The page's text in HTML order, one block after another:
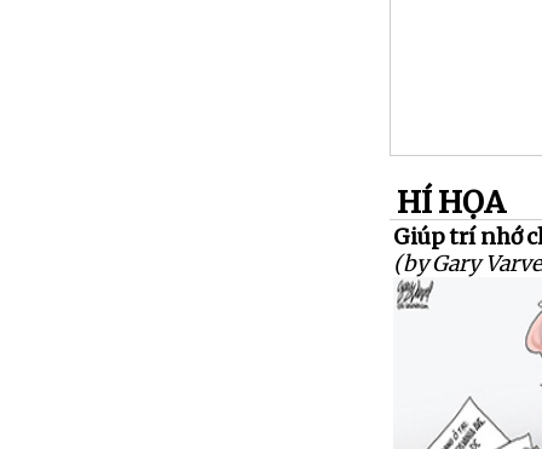
HÍ HỌA
Giúp trí nhớ
(by Gary